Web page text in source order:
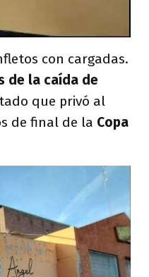
con cargadas.
de la caída de
que privó al
de final de la Copa